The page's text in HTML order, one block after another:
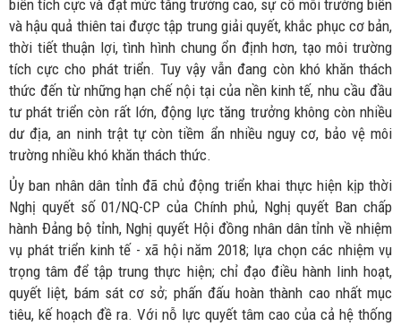
biến tích cực và đạt mức tăng trưởng cao, sự cố môi trường biển
và hậu quả thiên tai được tập trung giải quyết, khắc phục cơ bản,
thời tiết thuận lợi, tình hình chung ổn định hơn, tạo môi trường
tích cực cho phát triển. Tuy vậy vẫn đang còn khó khăn thách
thức đến từ những hạn chế nội tại của nền kinh tế, nhu cầu đầu
tư phát triển còn rất lớn, động lực tăng trưởng không còn nhiều
dư địa, an ninh trật tự còn tiềm ẩn nhiều nguy cơ, bảo vệ môi
trường nhiều khó khăn thách thức.
Ủy ban nhân dân tỉnh đã chủ động triển khai thực hiện kịp thời
Nghị quyết số 01/NQ-CP của Chính phủ, Nghị quyết Ban chấp
hành Đảng bộ tỉnh, Nghị quyết Hội đồng nhân dân tỉnh về nhiệm
vụ phát triển kinh tế - xã hội năm 2018; lựa chọn các nhiệm vụ
trọng tâm để tập trung thực hiện; chỉ đạo điều hành linh hoạt,
quyết liệt, bám sát cơ sở; phấn đấu hoàn thành cao nhất mục
tiêu, kế hoạch đề ra. Với nỗ lực quyết tâm cao của cả hệ thống